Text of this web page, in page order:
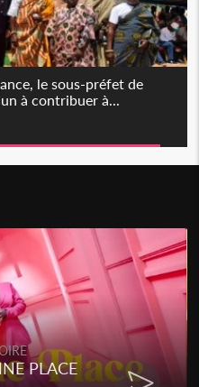
le sous-préfet de
à contribuer à...
PLACE